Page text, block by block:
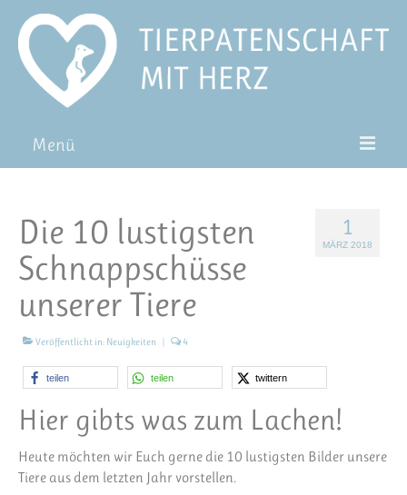
Menü
Pat*in werden
Patenschaft verschenken
Blog
FAQ
1
MÄRZ 2018
Die 10 lustigsten
Schnappschüsse
unserer Tiere
Veröffentlicht in: Neuigkeiten | 4
teilen teilen twittern
Hier gibts was zum Lachen!
Heute möchten wir Euch gerne die 10 lustigsten Bilder unsere
Tiere aus dem letzten Jahr vorstellen.